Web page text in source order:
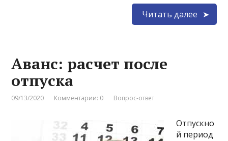
Читать далее
Аванс: расчет после
отпуска
09/13/2020 Комментарии: 0 Вопрос-ответ
Отпускно
й период